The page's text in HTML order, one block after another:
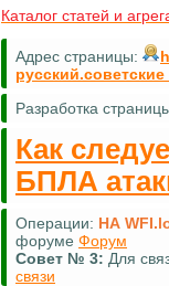
Каталог статей и
Адрес страницы:
Разработка
Как
БПЛА
Операции: НА
форуме Форум
Совет № 3: Для
связи